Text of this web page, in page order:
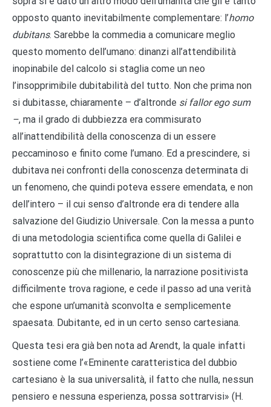
opposto quanto inevitabilmente complementare: l’homo
dubitans. Sarebbe la commedia a comunicare meglio
questo momento dell’umano: dinanzi all’attendibilità
inopinabile del calcolo si staglia come un neo
l’insopprimibile dubitabilità del tutto. Non che prima non
si dubitasse, chiaramente – d’altronde si fallor ego sum
–, ma il grado di dubbiezza era commisurato
all’inattendibilità della conoscenza di un essere
peccaminoso e finito come l’umano. Ed a prescindere, si
dubitava nei confronti della conoscenza determinata di
un fenomeno, che quindi poteva essere emendata, e non
dell’intero – il cui senso d’altronde era di tendere alla
salvazione del Giudizio Universale. Con la messa a punto
di una metodologia scientifica come quella di Galilei e
soprattutto con la disintegrazione di un sistema di
conoscenze più che millenario, la narrazione positivista
difficilmente trova ragione, e cede il passo ad una verità
che espone un’umanità sconvolta e semplicemente
spaesata. Dubitante, ed in un certo senso cartesiana.
Questa tesi era già ben nota ad Arendt, la quale infatti
sostiene come l’«Eminente caratteristica del dubbio
cartesiano è la sua universalità, il fatto che nulla, nessun
pensiero e nessuna esperienza, possa sottrarvisi» (H.